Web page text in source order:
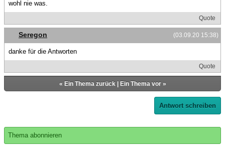
wohl nie was.
Quote
(03.09.20 15:38)
Seregon
danke für die Antworten
Quote
« Ein Thema zurück| Ein Thema vor»
Antwort schreiben
Thema abonnieren